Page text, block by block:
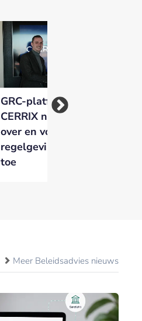
GRC-platform
CERRIX neemt Ruler
over en voegt
regelgevingsmonitoring
toe
Meer Beleidsadvies nieuws